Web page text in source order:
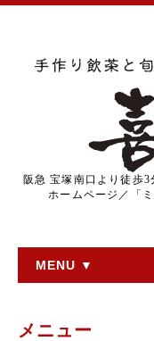
阪急 宝塚南口より徒歩
ホームページ／「
MENU ▼
メニュー